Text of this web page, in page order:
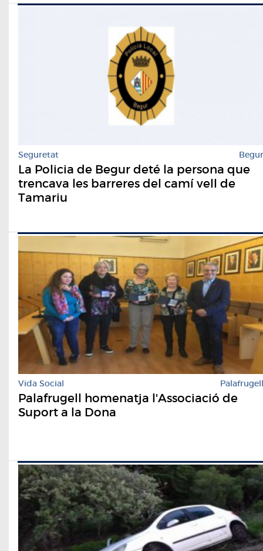
Seguretat Begur
La Policia de Begur deté la persona que
trencava les barreres del camí vell de
Tamariu
Vida Social Palafrugell
Palafrugell homenatja l'Associació de
Suport a la Dona